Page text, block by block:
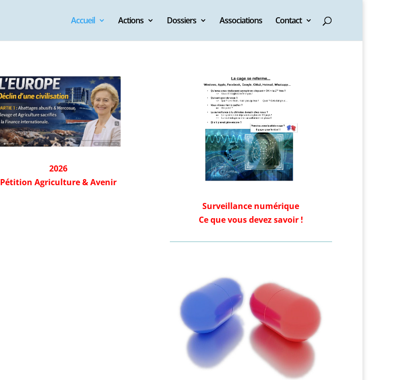
Accueil Actions Dossiers Associations Contact
2026
Pétition Agriculture & Avenir
Surveillance numérique
Ce que vous devez savoir !